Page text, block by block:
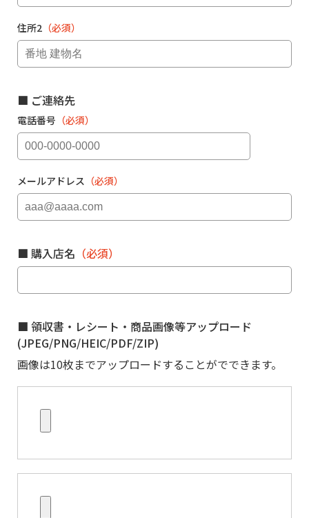
住所2 （必須）
■ ご連絡先
電話番号 （必須）
メールアドレス （必須）
■ 購入店名 （必須）
■ 領収書・レシート・商品画像等アップロード
(JPEG/PNG/HEIC/PDF/ZIP)
画像は10枚までアップロードすることがでできます。